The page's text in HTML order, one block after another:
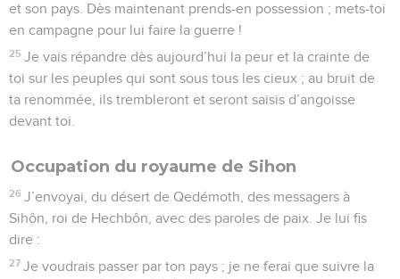
et son pays. Dès maintenant prends-en possession ; mets-toi
en campagne pour lui faire la guerre !
25 Je vais répandre dès aujourd’hui la peur et la crainte de
toi sur les peuples qui sont sous tous les cieux ; au bruit de
ta renommée, ils trembleront et seront saisis d’angoisse
devant toi.
Occupation du royaume de Sihon
26 J’envoyai, du désert de Qedémoth, des messagers à
Sihôn, roi de Hechbôn, avec des paroles de paix. Je lui fis
dire :
27 Je voudrais passer par ton pays ; je ne ferai que suivre la